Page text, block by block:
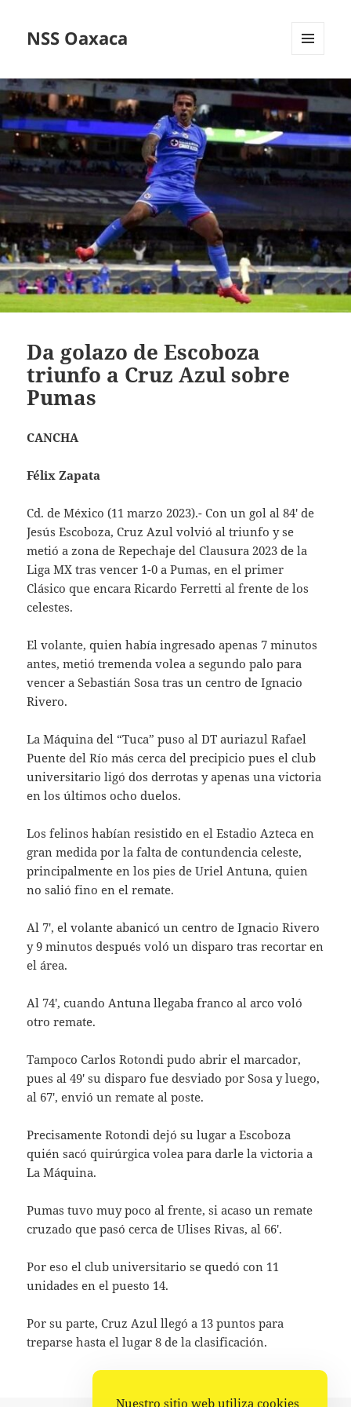
NSS Oaxaca
WIDGETS
Da golazo de Escoboza
triunfo a Cruz Azul sobre
Pumas
CANCHA
Félix Zapata
Cd. de México (11 marzo 2023).- Con un gol al 84′ de
Jesús Escoboza, Cruz Azul volvió al triunfo y se
metió a zona de Repechaje del Clausura 2023 de la
Liga MX tras vencer 1-0 a Pumas, en el primer
Clásico que encara Ricardo Ferretti al frente de los
celestes.
El volante, quien había ingresado apenas 7 minutos
antes, metió tremenda volea a segundo palo para
vencer a Sebastián Sosa tras un centro de Ignacio
Rivero.
La Máquina del “Tuca” puso al DT auriazul Rafael
Puente del Río más cerca del precipicio pues el club
universitario ligó dos derrotas y apenas una victoria
en los últimos ocho duelos.
Los felinos habían resistido en el Estadio Azteca en
gran medida por la falta de contundencia celeste,
principalmente en los pies de Uriel Antuna, quien
no salió fino en el remate.
Al 7′, el volante abanicó un centro de Ignacio Rivero
y 9 minutos después voló un disparo tras recortar en
el área.
Al 74′, cuando Antuna llegaba franco al arco voló
otro remate.
Tampoco Carlos Rotondi pudo abrir el marcador,
pues al 49′ su disparo fue desviado por Sosa y luego,
al 67′, envió un remate al poste.
Precisamente Rotondi dejó su lugar a Escoboza
quién sacó quirúrgica volea para darle la victoria a
La Máquina.
Pumas tuvo muy poco al frente, si acaso un remate
cruzado que pasó cerca de Ulises Rivas, al 66′.
Por eso el club universitario se quedó con 11
unidades en el puesto 14.
Por su parte, Cruz Azul llegó a 13 puntos para
treparse hasta el lugar 8 de la clasificación.
Nuestro sitio web utiliza cookies